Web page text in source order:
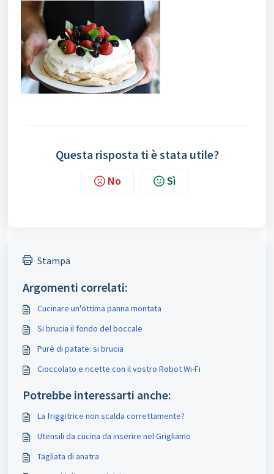
Questa risposta ti è stata utile?
No Sì
Stampa
Argomenti correlati:
Cucinare un'ottima panna montata
Si brucia il fondo del boccale
Purè di patate: si brucia
Cioccolato e ricette con il vostro Robot Wi-Fi
Potrebbe interessarti anche:
La friggitrice non scalda correttamente?
Utensili da cucina da inserire nel Grigliamo
Tagliata di anatra